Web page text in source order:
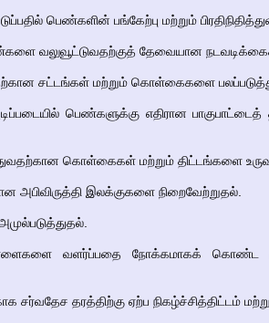
பெண்களின் பங்கேற்பு மற்றும்
வலுவூட்டுவதற்குத் தேவையான
சட்டங்கள் மற்றும் கொள்கைகளை
பெண்களுக்கு எதிரான
கொள்கைகள் மற்றும் திட்டங்களை
அபிவிருத்தி இலக்குகளை நிறைவேற்றுதல்.
வளர்ப்பதை நோக்கமாகக் கொண்ட
சர்வதேச தரத்திற்கு ஏற்ப நிகழ்ச்சித்திட்டம்